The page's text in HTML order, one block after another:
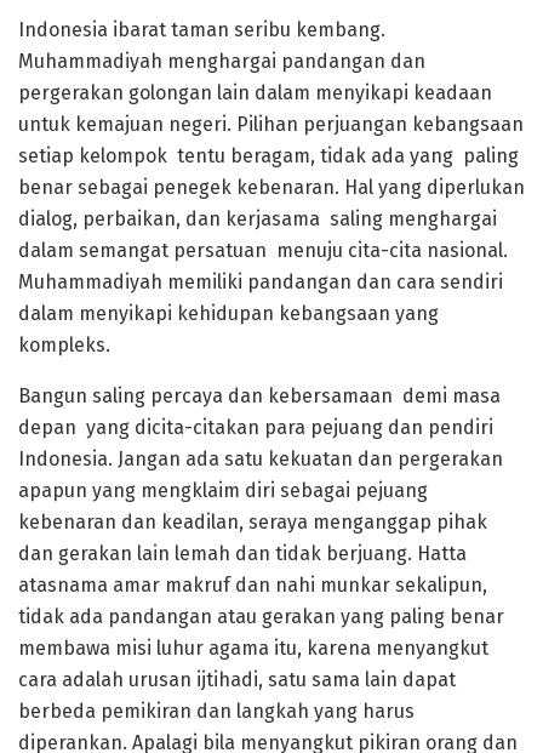
Indonesia ibarat taman seribu kembang.
Muhammadiyah menghargai pandangan dan
pergerakan golongan lain dalam menyikapi keadaan
untuk kemajuan negeri. Pilihan perjuangan kebangsaan
setiap kelompok tentu beragam, tidak ada yang paling
benar sebagai penegek kebenaran. Hal yang diperlukan
dialog, perbaikan, dan kerjasama saling menghargai
dalam semangat persatuan menuju cita-cita nasional.
Muhammadiyah memiliki pandangan dan cara sendiri
dalam menyikapi kehidupan kebangsaan yang
kompleks.
Bangun saling percaya dan kebersamaan demi masa
depan yang dicita-citakan para pejuang dan pendiri
Indonesia. Jangan ada satu kekuatan dan pergerakan
apapun yang mengklaim diri sebagai pejuang
kebenaran dan keadilan, seraya menganggap pihak
dan gerakan lain lemah dan tidak berjuang. Hatta
atasnama amar makruf dan nahi munkar sekalipun,
tidak ada pandangan atau gerakan yang paling benar
membawa misi luhur agama itu, karena menyangkut
cara adalah urusan ijtihadi, satu sama lain dapat
berbeda pemikiran dan langkah yang harus
diperankan. Apalagi bila menyangkut pikiran orang dan